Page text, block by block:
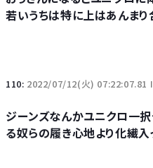
若いうちは特に上はあんまり
110: 2022/07/12(火) 07:22:07.81
ジーンズなんかユニクロ一
る奴らの履き心地より化繊